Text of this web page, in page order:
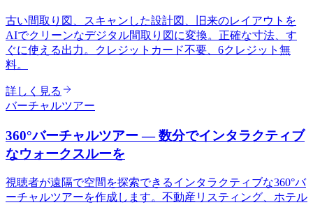
古い間取り図、スキャンした設計図、旧来のレイアウトを
AIでクリーンなデジタル間取り図に変換。正確な寸法、す
ぐに使える出力。クレジットカード不要、6クレジット無
料。
詳しく見る
バーチャルツアー
360°バーチャルツアー — 数分でインタラクティブ
なウォークスルーを
視聴者が遠隔で空間を探索できるインタラクティブな360°バ
ーチャルツアーを作成します。不動産リスティング、ホテル